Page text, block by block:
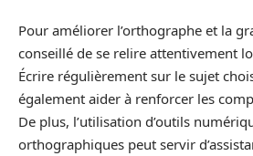
Pour améliorer l’orthographe et la
conseillé de se relire attentivement
Écrire régulièrement sur le sujet
également aider à renforcer les
De plus, l’utilisation d’outils
orthographiques peut servir